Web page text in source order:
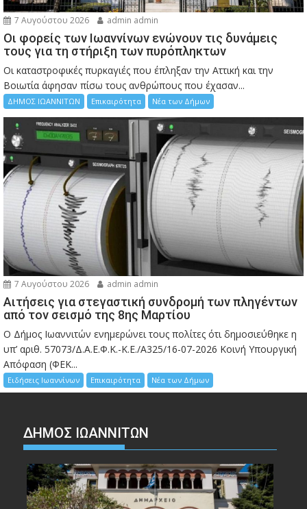
7 Αυγούστου 2026 admin admin
Οι φορείς των Ιωαννίνων ενώνουν τις δυνάμεις
τους για τη στήριξη των πυρόπληκτων
Οι καταστροφικές πυρκαγιές που έπληξαν την Αττική και την
Bοιωτία άφησαν πίσω τους ανθρώπους που έχασαν...
ΔΗΜΟΣ ΙΩΑΝΝΙΤΩΝ Επικαιρότητα Νέα των Δήμων
7 Αυγούστου 2026 admin admin
Αιτήσεις για στεγαστική συνδρομή των πληγέντων
από τον σεισμό της 8ης Μαρτίου
Ο Δήμος Ιωαννιτών ενημερώνει τους πολίτες ότι δημοσιεύθηκε η
υπ’ αριθ. 57073/Δ.Α.Ε.Φ.Κ.-Κ.Ε./Α325/16-07-2026 Κοινή Υπουργική
Απόφαση (ΦΕΚ...
Ειδήσεις Ιωαννίνων Επικαιρότητα Νέα των Δήμων
ΔΗΜΟΣ ΙΩΑΝΝΙΤΩΝ